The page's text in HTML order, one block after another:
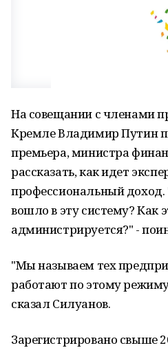
На совещании с членами
Кремле Владимир Путин
премьера, министра
рассказать, как идет
профессиональный доход.
вошло в эту систему? Как
администрируется?" -
"Мы называем тех
работают по этому
сказал Силуанов.
Зарегистрировано свыше